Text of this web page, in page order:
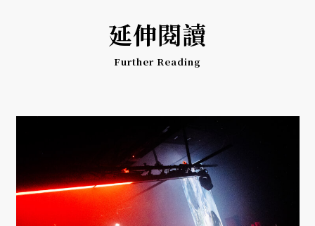
延伸閱讀
Further Reading